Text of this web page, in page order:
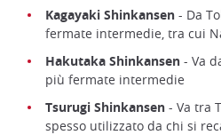
Kagayaki Shinkansen - Da
fermate intermedie, tra cui
Hakutaka Shinkansen - Va
più fermate intermedie
Tsurugi Shinkansen - Va tra
spesso utilizzato da chi si